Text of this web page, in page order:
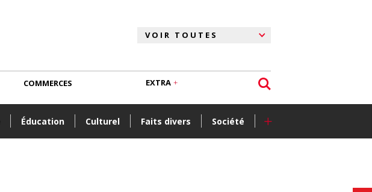
Éducation Culturel Faits divers Société +
COMMERCES EXTRA